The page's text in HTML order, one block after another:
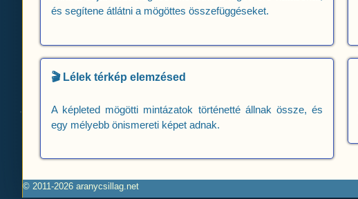
és segítene átlátni a mögöttes összefüggéseket.
🎬 Lélek térkép elemzésed
A képleted mögötti mintázatok történetté állnak össze, és
egy mélyebb önismereti képet adnak.
© 2011-2026 aranycsillag.net